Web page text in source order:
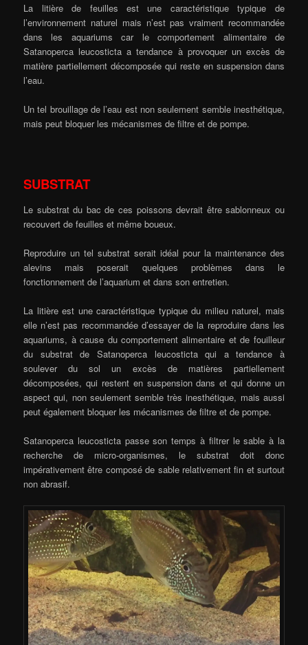
La litière de feuilles est une caractéristique typique de
l’environnement naturel mais n’est pas vraiment recommandée
dans les aquariums car le comportement alimentaire de
Satanoperca leucosticta a tendance à provoquer un excès de
matière partiellement décomposée qui reste en suspension dans
l’eau.
Un tel brouillage de l’eau est non seulement semble inesthétique,
mais peut bloquer les mécanismes de filtre et de pompe.
SUBSTRAT
Le substrat du bac de ces poissons devrait être sablonneux ou
recouvert de feuilles et même boueux.
Reproduire un tel substrat serait idéal pour la maintenance des
alevins mais poserait quelques problèmes dans le
fonctionnement de l’aquarium et dans son entretien.
La litière est une caractéristique typique du milieu naturel, mais
elle n’est pas recommandée d’essayer de la reproduire dans les
aquariums, à cause du comportement alimentaire et de fouilleur
du substrat de Satanoperca leucosticta qui a tendance à
soulever du sol un excès de matières partiellement
décomposées, qui restent en suspension dans et qui donne un
aspect qui, non seulement semble très inesthétique, mais aussi
peut également bloquer les mécanismes de filtre et de pompe.
Satanoperca leucosticta passe son temps à filtrer le sable à la
recherche de micro-organismes, le substrat doit donc
impérativement être composé de sable relativement fin et surtout
non abrasif.